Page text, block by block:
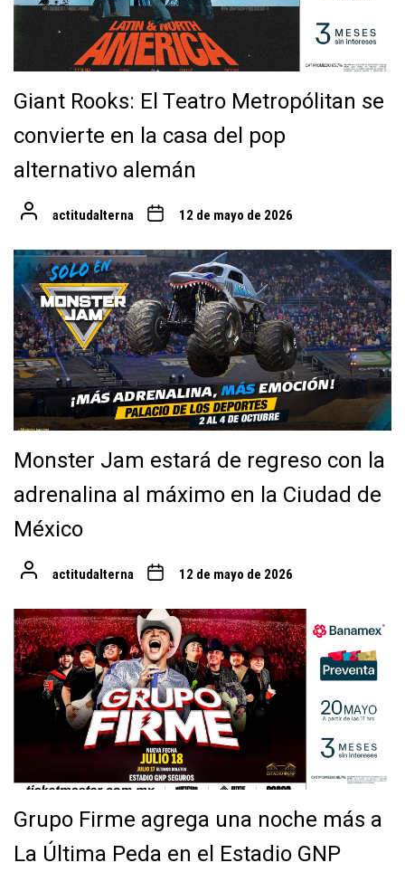
Giant Rooks: El Teatro Metropólitan se
convierte en la casa del pop
alternativo alemán
actitudalterna 12 de mayo de 2026
Monster Jam estará de regreso con la
adrenalina al máximo en la Ciudad de
México
actitudalterna 12 de mayo de 2026
Grupo Firme agrega una noche más a
La Última Peda en el Estadio GNP